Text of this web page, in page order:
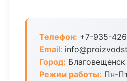
Телефон: +7-935-
Email:
Город: Благовещенск
Режим работы: Пн-